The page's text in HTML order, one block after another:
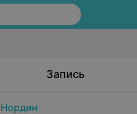
Запись
Нордин